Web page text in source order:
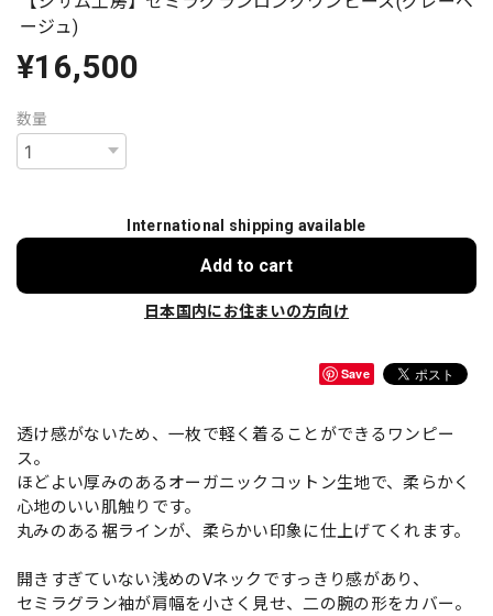
ージュ)
¥16,500
数量
International shipping available
Add to cart
日本国内にお住まいの方向け
Save
透け感がないため、一枚で軽く着ることができるワンピー
ス。
ほどよい厚みのあるオーガニックコットン生地で、柔らかく
心地のいい肌触りです。
丸みのある裾ラインが、柔らかい印象に仕上げてくれます。
開きすぎていない浅めのVネックですっきり感があり、
セミラグラン袖が肩幅を小さく見せ、二の腕の形をカバー。